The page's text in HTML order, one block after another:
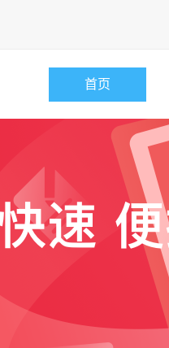
首页